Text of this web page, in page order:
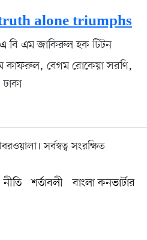
truth alone triumphs
বি এম জাকিরুল হক টিটন
কাফরুল, বেগম রোকেয়া সরণি,
ঢাকা
সর্বস্বত্ব সংরক্ষিত
শর্তাবলী বাংলা কনভার্টার